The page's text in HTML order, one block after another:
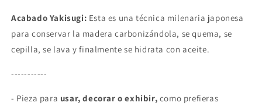
Acabado Yakisugi: Esta es una técnica milenaria japonesa
para conservar la madera carbonizándola, se quema, se
cepilla, se lava y finalmente se hidrata con aceite.
-----------
- Pieza para usar, decorar o exhibir, como prefieras